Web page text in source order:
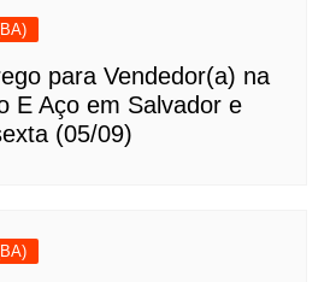
para Vendedor(a) na
E Aço em Salvador e
(05/09)